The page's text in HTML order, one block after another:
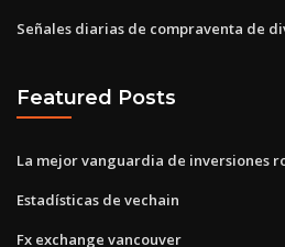
Señales diarias de compraventa de
Featured Posts
La mejor vanguardia de inversiones
Estadísticas de vechain
Fx exchange vancouver